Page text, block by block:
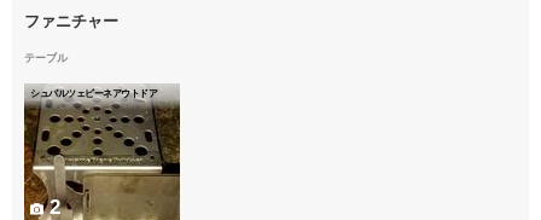
ファニチャー
テーブル
シュバルツェビーネアウトドア
2